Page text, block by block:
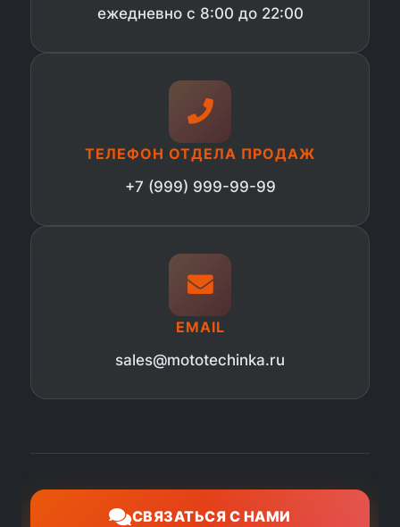
ежедневно с 8:00 до 22:00
ТЕЛЕФОН ОТДЕЛА ПРОДАЖ
+7 (999) 999-99-99
EMAIL
sales@mototechinka.ru
СВЯЗАТЬСЯ С НАМИ